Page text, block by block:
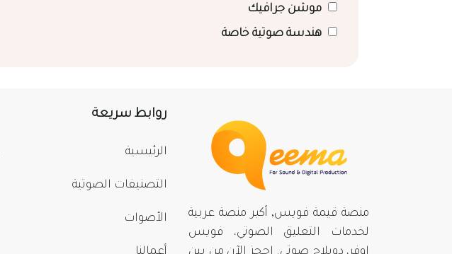
موشن جرافيك
هندسة صوتية خاصة
منصة قيمة فويس, أكبر منصة عربية
لخدمات التعليق الصوتي، فويس
روابط سريعة
الرئيسية
التصنيفات الصوتية
الأصوات